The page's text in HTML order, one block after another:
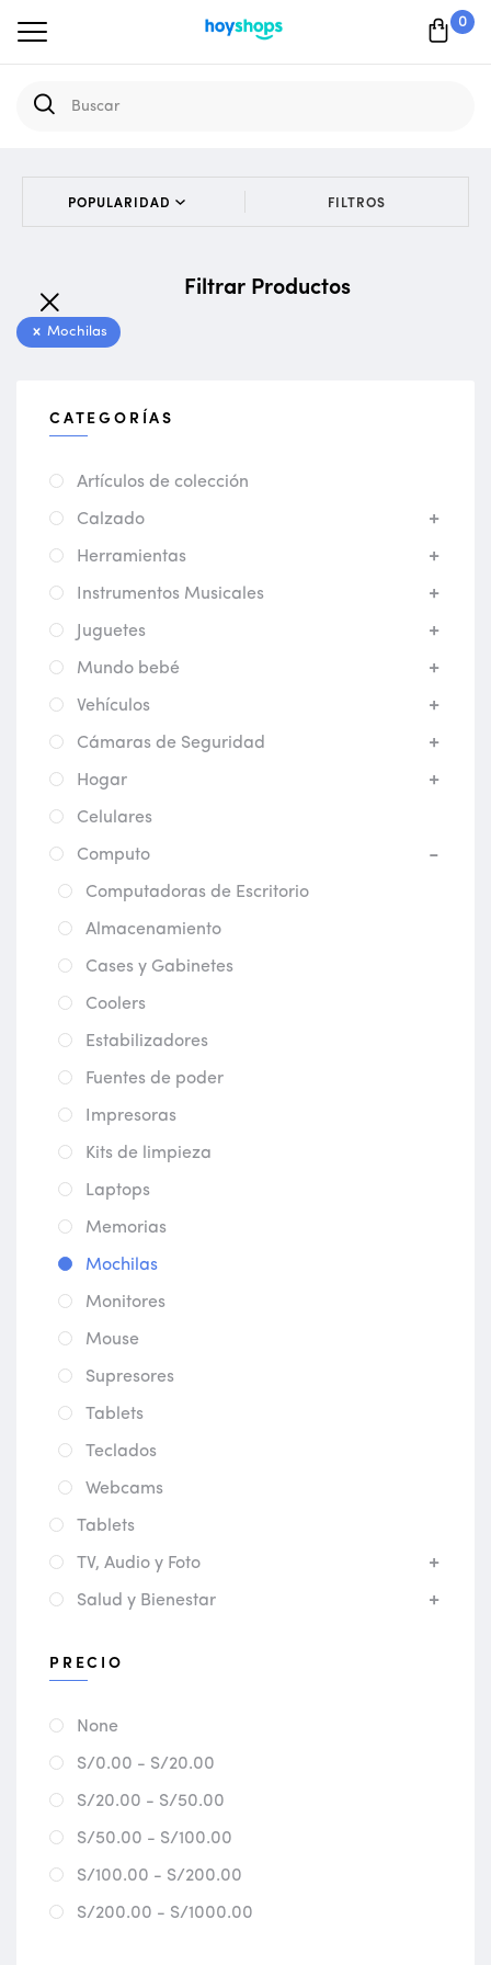
0
FILTROS
Filtrar Productos
Mochilas
CATEGORÍAS
Artículos de colección
Calzado
Herramientas
Instrumentos Musicales
Juguetes
Mundo bebé
Vehículos
Cámaras de Seguridad
Hogar
Celulares
Computo
Computadoras de Escritorio
Almacenamiento
Cases y Gabinetes
Coolers
Estabilizadores
Fuentes de poder
Impresoras
Kits de limpieza
Laptops
Memorias
Mochilas
Monitores
Mouse
Supresores
Tablets
Teclados
Webcams
Tablets
TV, Audio y Foto
Salud y Bienestar
PRECIO
None
S/0.00 - S/20.00
S/20.00 - S/50.00
S/50.00 - S/100.00
S/100.00 - S/200.00
S/200.00 - S/1000.00